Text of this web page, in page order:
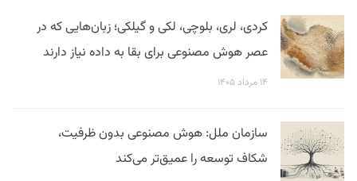
کردی، لری، بلوچی، لکی و گیلکی؛ زبان‌هایی که در
عصر هوش مصنوعی برای بقا به داده نیاز دارند
۱۴ مرداد ۱۴۰۵
سازمان ملل: هوش مصنوعی بدون ظرفیت،
شکاف توسعه را عمیق‌تر می‌کند